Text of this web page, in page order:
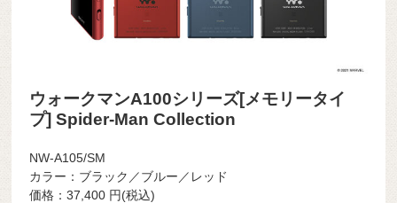
ウォークマンA100シリーズ[メモリータイ
プ] Spider-Man Collection
NW-A105/SM
カラー：ブラック／ブルー／レッド
価格：37,400 円(税込)